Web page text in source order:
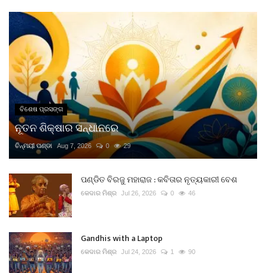
ବିଶେଷ ପ୍ରସଙ୍ଗ
ନୂତନ ଶିକ୍ଷାର ସନ୍ଧାନରେ
ଚିନ୍ମୟୀ ପଣ୍ଡା Aug 7, 2026 0 29
ପଣ୍ଡିତ ବିରଜୁ ମହାରାଜ : କବିତାର ନୃତ୍ୟକାରୀ ବେଶ
କେଦାର ମିଶ୍ର Jul 26, 2026 0 46
Gandhis with a Laptop
କେଦାର ମିଶ୍ର Jul 24, 2026 1 90